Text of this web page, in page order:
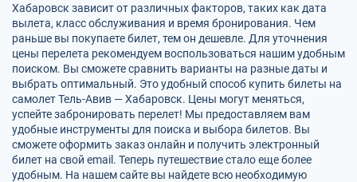
Хабаровск зависит от различных факторов, таких как дата
вылета, класс обслуживания и время бронирования. Чем
раньше вы покупаете билет, тем он дешевле. Для уточнения
цены перелета рекомендуем воспользоваться нашим удобным
поиском. Вы сможете сравнить варианты на разные даты и
выбрать оптимальный. Это удобный способ купить билеты на
самолет Тель-Авив — Хабаровск. Цены могут меняться,
успейте забронировать перелет! Мы предоставляем вам
удобные инструменты для поиска и выбора билетов. Вы
сможете оформить заказ онлайн и получить электронный
билет на свой email. Теперь путешествие стало еще более
удобным. На нашем сайте вы найдете всю необходимую